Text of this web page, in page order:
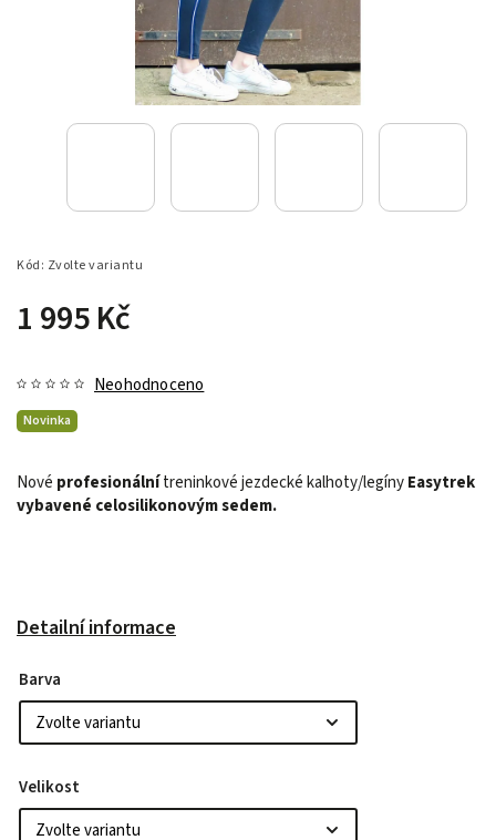
Kód: Zvolte variantu
1 995 Kč
Novinka
Neohodnoceno
Nové profesionálnítreninkové jezdecké kalhoty/legínyEasytrek
vybavené celosilikonovým sedem.
Detailní informace
Barva
Velikost